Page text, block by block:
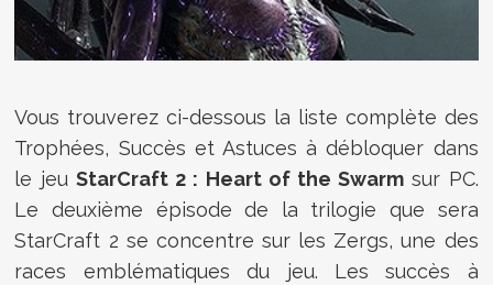
Vous trouverez ci-dessous la liste complète des
Trophées, Succès et Astuces à débloquer dans
le jeu StarCraft 2 : Heart of the Swarm sur PC.
Le deuxième épisode de la trilogie que sera
StarCraft 2 se concentre sur les Zergs, une des
races emblématiques du jeu. Les succès à